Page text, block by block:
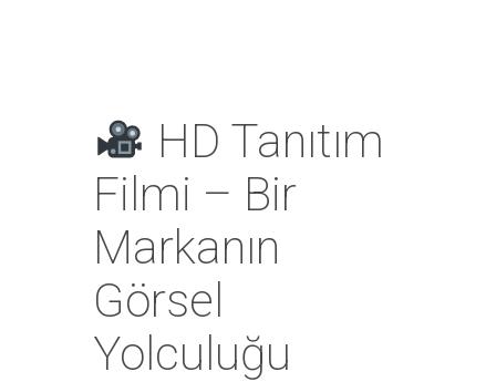
HD Tanıtım
Filmi – Bir
Markanın
Görsel
Yolculuğu